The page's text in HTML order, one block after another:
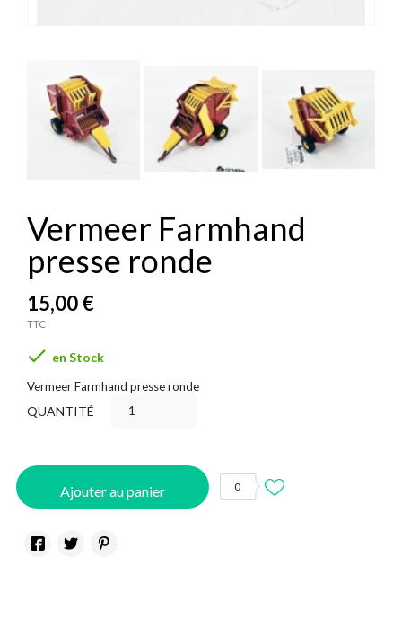
Vermeer Farmhand
presse ronde
15,00 €
TTC
 en Stock
Vermeer Farmhand presse ronde
QUANTITÉ
Ajouter au panier 0